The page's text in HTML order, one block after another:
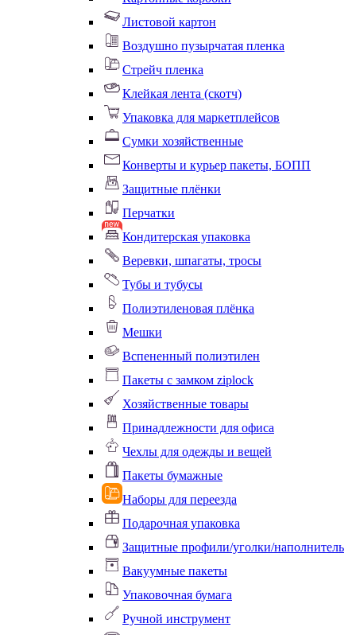
Листовой картон
Воздушно пузырчатая пленка
Стрейч пленка
Клейкая лента (скотч)
Упаковка для маркетплейсов
Сумки хозяйственные
Конверты и курьер пакеты, БОПП
Защитные плёнки
Перчатки
Кондитерская упаковка
Веревки, шпагаты, тросы
Тубы и тубусы
Полиэтиленовая плёнка
Мешки
Вспененный полиэтилен
Пакеты с замком ziplock
Хозяйственные товары
Принадлежности для офиса
Чехлы для одежды и вещей
Пакеты бумажные
Наборы для переезда
Подарочная упаковка
Защитные профили/уголки/наполнитель
Вакуумные пакеты
Упаковочная бумага
Ручной инструмент